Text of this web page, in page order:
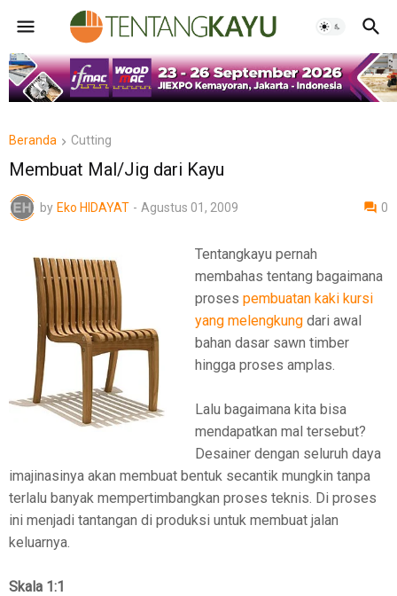
Beranda Cutting
Membuat Mal/Jig dari Kayu
by Eko HIDAYAT - Agustus 01, 2009 0
Tentangkayu pernah
membahas tentang bagaimana
proses pembuatan kaki kursi
yang melengkung dari awal
bahan dasar sawn timber
hingga proses amplas.
Lalu bagaimana kita bisa
mendapatkan mal tersebut?
Desainer dengan seluruh daya
imajinasinya akan membuat bentuk secantik mungkin tanpa
terlalu banyak mempertimbangkan proses teknis. Di proses
ini menjadi tantangan di produksi untuk membuat jalan
keluarnya.
Skala 1:1